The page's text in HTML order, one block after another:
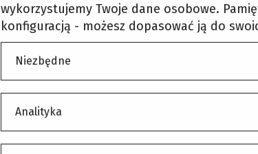
wykorzystujemy Twoje dane osobowe.
konfiguracją - możesz dopasować ją do
Niezbędne
Analityka